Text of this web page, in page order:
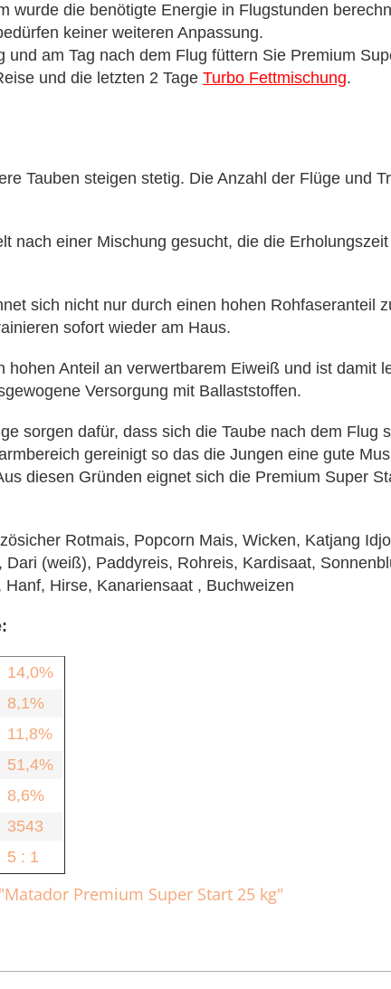
wurde die benötigte Energie in Flugstunden
keiner weiteren Anpassung.
und am Tag nach dem Flug füttern Sie Premium
und die letzten 2 Tage Turbo Fettmischung.
Tauben steigen stetig. Die Anzahl der Flüge und
nach einer Mischung gesucht, die die
sich nicht nur durch einen hohen Rohfaseranteil
sofort wieder am Haus.
hohen Anteil an verwertbarem Eiweiß und ist damit
Versorgung mit Ballaststoffen.
sorgen dafür, dass sich die Taube nach dem
gereinigt so das die Jungen eine gute
diesen Gründen eignet sich die Premium Super
Rotmais, Popcorn Mais, Wicken, Katjang
Dari (weiß), Paddyreis, Rohreis, Kardisaat,
Hanf, Hirse, Kanariensaat , Buchweizen
14,0%
8,1%
11,8%
51,4%
8,6%
3543
5 : 1
Premium Super Start 25 kg"